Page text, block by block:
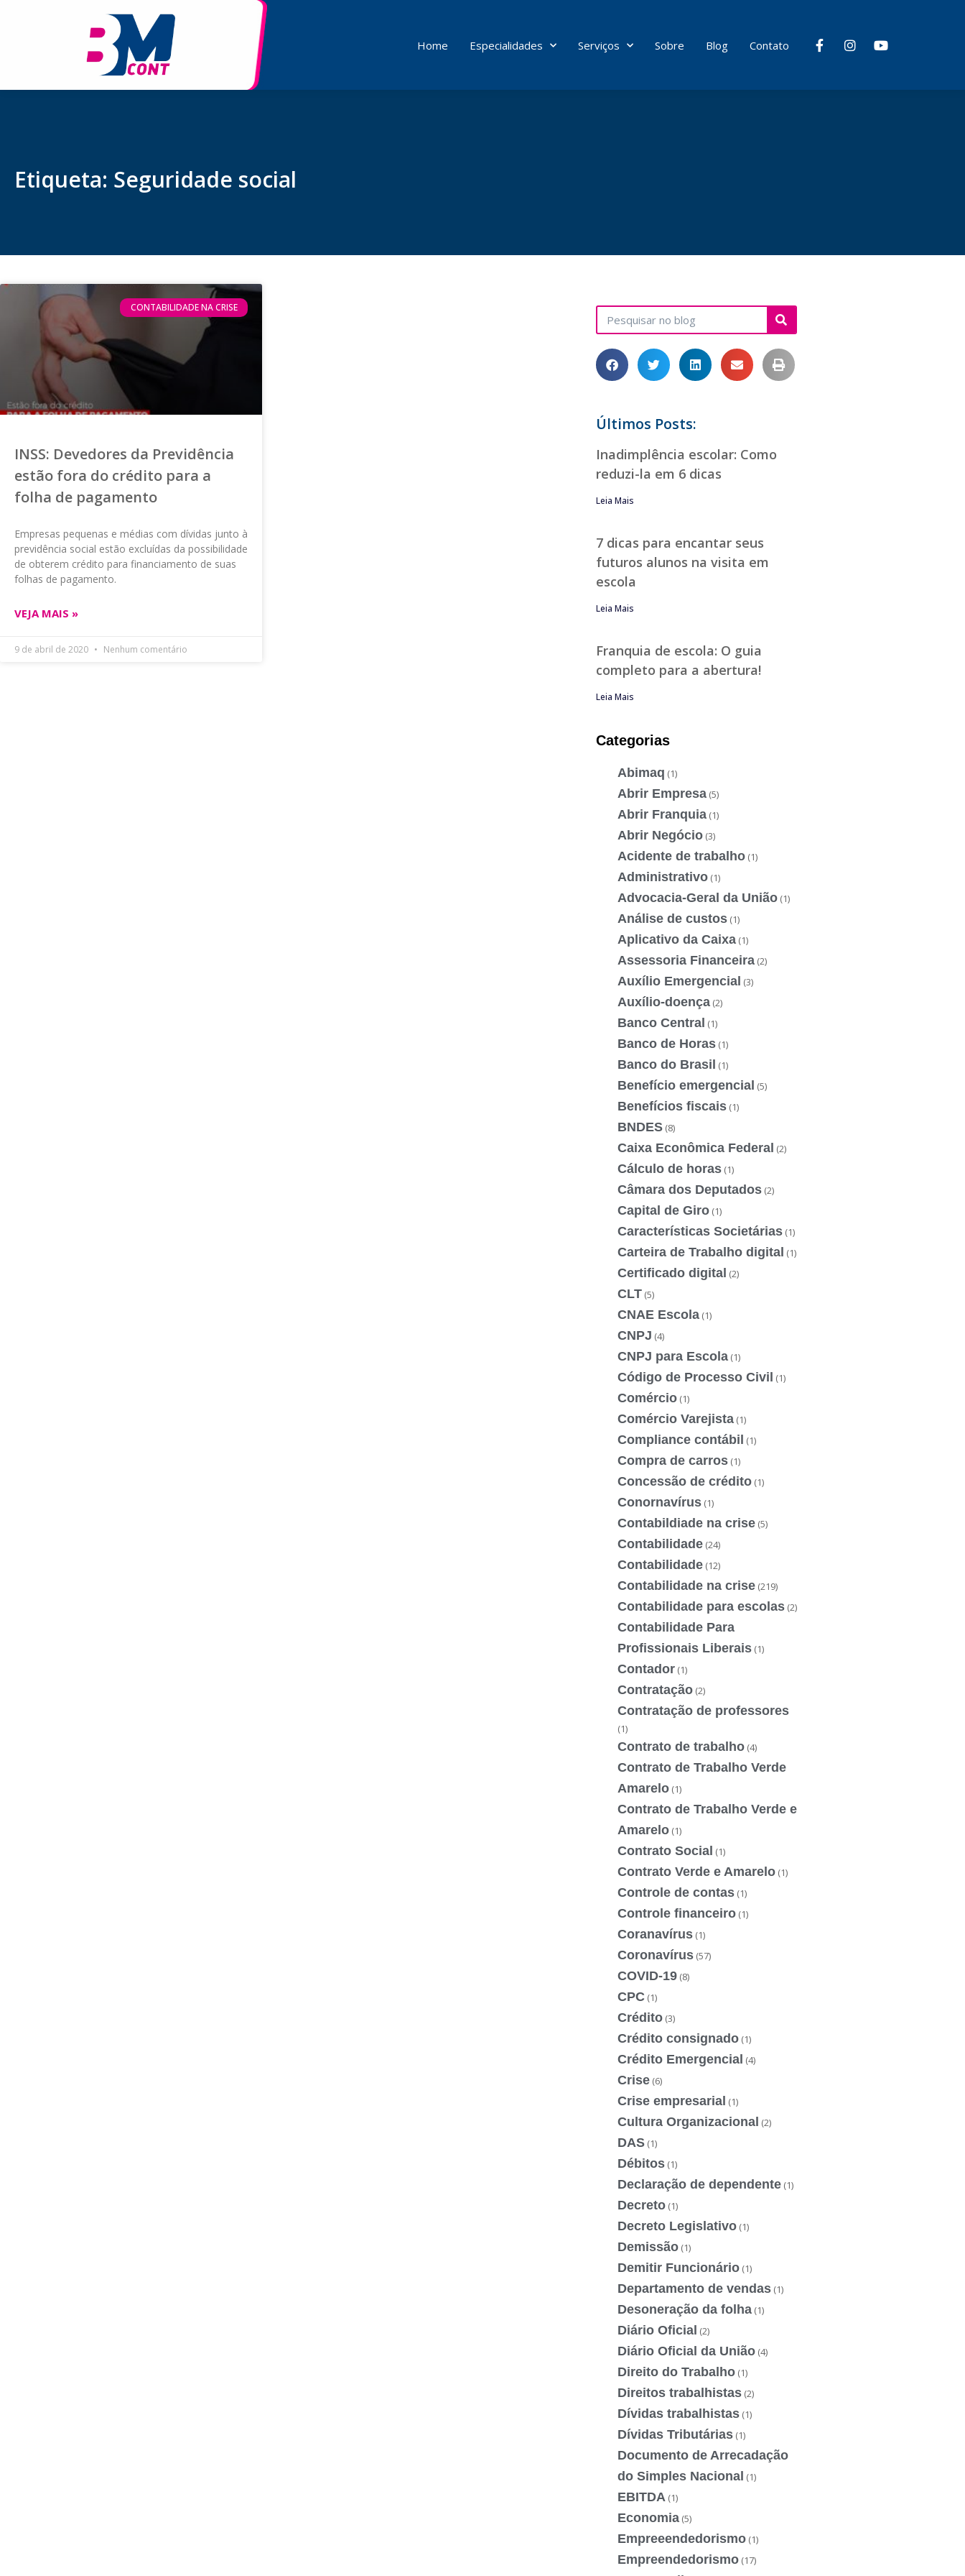
Home Especialidades Serviços Sobre Blog Contato
Etiqueta: Seguridade social
CONTABILIDADE NA CRISE
INSS: Devedores da Previdência
estão fora do crédito para a
folha de pagamento
Empresas pequenas e médias com dívidas junto à
previdência social estão excluídas da possibilidade
de obterem crédito para financiamento de suas
folhas de pagamento.
VEJA MAIS »
9 de abril de 2020 Nenhum comentário
Últimos Posts:
Inadimplência escolar: Como
reduzi-la em 6 dicas
Leia Mais
7 dicas para encantar seus
futuros alunos na visita em
escola
Leia Mais
Franquia de escola: O guia
completo para a abertura!
Leia Mais
Categorias
Abimaq (1)
Abrir Empresa (5)
Abrir Franquia (1)
Abrir Negócio (3)
Acidente de trabalho (1)
Administrativo (1)
Advocacia-Geral da União (1)
Análise de custos (1)
Aplicativo da Caixa (1)
Assessoria Financeira (2)
Auxílio Emergencial (3)
Auxílio-doença (2)
Banco Central (1)
Banco de Horas (1)
Banco do Brasil (1)
Benefício emergencial (5)
Benefícios fiscais (1)
BNDES (8)
Caixa Econômica Federal (2)
Cálculo de horas (1)
Câmara dos Deputados (2)
Capital de Giro (1)
Características Societárias (1)
Carteira de Trabalho digital (1)
Certificado digital (2)
CLT (5)
CNAE Escola (1)
CNPJ (4)
CNPJ para Escola (1)
Código de Processo Civil (1)
Comércio (1)
Comércio Varejista (1)
Compliance contábil (1)
Compra de carros (1)
Concessão de crédito (1)
Conornavírus (1)
Contabildiade na crise (5)
Contabilidade (24)
Contabilidade (12)
Contabilidade na crise (219)
Contabilidade para escolas (2)
Contabilidade Para
Profissionais Liberais (1)
Contador (1)
Contratação (2)
Contratação de professores
(1)
Contrato de trabalho (4)
Contrato de Trabalho Verde
Amarelo (1)
Contrato de Trabalho Verde e
Amarelo (1)
Contrato Social (1)
Contrato Verde e Amarelo (1)
Controle de contas (1)
Controle financeiro (1)
Coranavírus (1)
Coronavírus (57)
COVID-19 (8)
CPC (1)
Crédito (3)
Crédito consignado (1)
Crédito Emergencial (4)
Crise (6)
Crise empresarial (1)
Cultura Organizacional (2)
DAS (1)
Débitos (1)
Declaração de dependente (1)
Decreto (1)
Decreto Legislativo (1)
Demissão (1)
Demitir Funcionário (1)
Departamento de vendas (1)
Desoneração da folha (1)
Diário Oficial (2)
Diário Oficial da União (4)
Direito do Trabalho (1)
Direitos trabalhistas (2)
Dívidas trabalhistas (1)
Dívidas Tributárias (1)
Documento de Arrecadação
do Simples Nacional (1)
EBITDA (1)
Economia (5)
Empreeendedorismo (1)
Empreendedorismo (17)